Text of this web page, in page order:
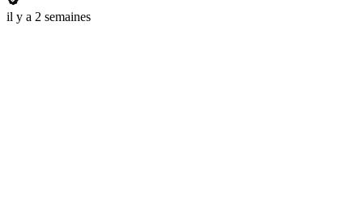
il y a 2 semaines